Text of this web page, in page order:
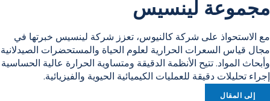
مجموعة لينسيس
مع الاستحواذ على شركة كالنيوس، تعزز شركة لينسيس خبرتها في
مجال قياس السعرات الحرارية لعلوم الحياة والمستحضرات الصيدلانية
وأبحاث المواد. تتيح الأنظمة الدقيقة ومتساوية الحرارة عالية الحساسية
إجراء تحليلات دقيقة للعمليات الكيميائية الحيوية والفيزيائية.
إلى المقال